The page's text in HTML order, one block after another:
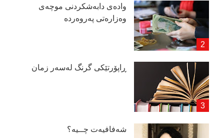
وادەی دابەشكردنی موچەی
وەزارەتی پەروەردە
ڕاپۆرتێكی گرنگ لەسەر زمان
شەفافیەت چــیە؟